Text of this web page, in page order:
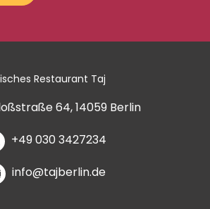
Restaurant Taj
64, 14059 Berlin
+49 030 3427234
info@tajberlin.de